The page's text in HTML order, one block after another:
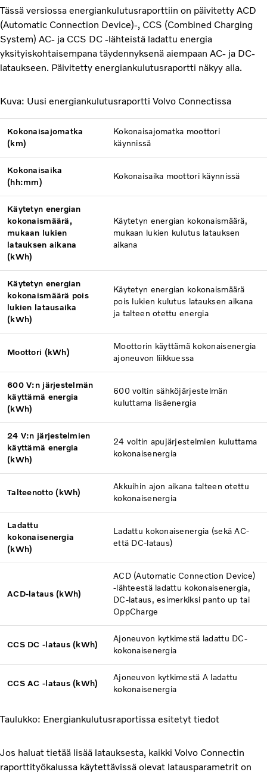
Tässä versiossa energiankulutusraporttiin on päivitetty ACD
(Automatic Connection Device)-, CCS (Combined Charging
System) AC- ja CCS DC -lähteistä ladattu energia
yksityiskohtaisempana täydennyksenä aiempaan AC- ja DC-
lataukseen. Päivitetty energiankulutusraportti näkyy alla.
Kuva: Uusi energiankulutusraportti Volvo Connectissa
Kokonaisajomatka
(km)
Kokonaisajomatka moottori
käynnissä
Kokonaisaika
(hh:mm)
Kokonaisaika moottori käynnissä
Käytetyn energian
kokonaismäärä,
mukaan lukien
latauksen aikana
(kWh)
Käytetyn energian kokonaismäärä,
mukaan lukien kulutus latauksen
aikana
Käytetyn energian
kokonaismäärä pois
lukien latausaika
(kWh)
Käytetyn energian kokonaismäärä
pois lukien kulutus latauksen aikana
ja talteen otettu energia
Moottori (kWh)
Moottorin käyttämä kokonaisenergia
ajoneuvon liikkuessa
600 V:n järjestelmän
käyttämä energia
(kWh)
600 voltin sähköjärjestelmän
kuluttama lisäenergia
24 V:n järjestelmien
käyttämä energia
(kWh)
24 voltin apujärjestelmien kuluttama
kokonaisenergia
Talteenotto (kWh)
Akkuihin ajon aikana talteen otettu
kokonaisenergia
Ladattu
kokonaisenergia
(kWh)
Ladattu kokonaisenergia (sekä AC-
että DC-lataus)
ACD-lataus (kWh)
ACD (Automatic Connection Device)
-lähteestä ladattu kokonaisenergia,
DC-lataus, esimerkiksi panto up tai
OppCharge
CCS DC -lataus (kWh)
Ajoneuvon kytkimestä ladattu DC-
kokonaisenergia
CCS AC -lataus (kWh)
Ajoneuvon kytkimestä A ladattu
kokonaisenergia
Taulukko: Energiankulutusraportissa esitetyt tiedot
Jos haluat tietää lisää latauksesta, kaikki Volvo Connectin
raporttityökalussa käytettävissä olevat latausparametrit on